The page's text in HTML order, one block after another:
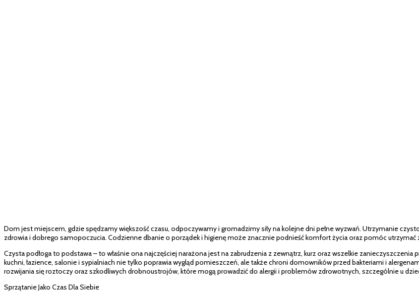
Dom jest miejscem, gdzie spędzamy większość czasu, odpoczywamy i gromadzimy siły na kolejne dni pełne wyzwań. Utrzymanie
zdrowia i dobrego samopoczucia. Codzienne dbanie o porządek i higienę może znacznie podnieść komfort życia oraz pomóc utrzymać
Czysta podłoga to podstawa – to właśnie ona najczęściej narażona jest na zabrudzenia z zewnątrz, kurz oraz wszelkie zanieczyszczenia
kuchni, łazience, salonie i sypialniach nie tylko poprawia wygląd pomieszczeń, ale także chroni domowników przed bakteriami i
rozwijania się roztoczy oraz szkodliwych drobnoustrojów, które mogą prowadzić do alergii i problemów zdrowotnych, szczególnie u
Sprzątanie Jako Czas Dla Siebie